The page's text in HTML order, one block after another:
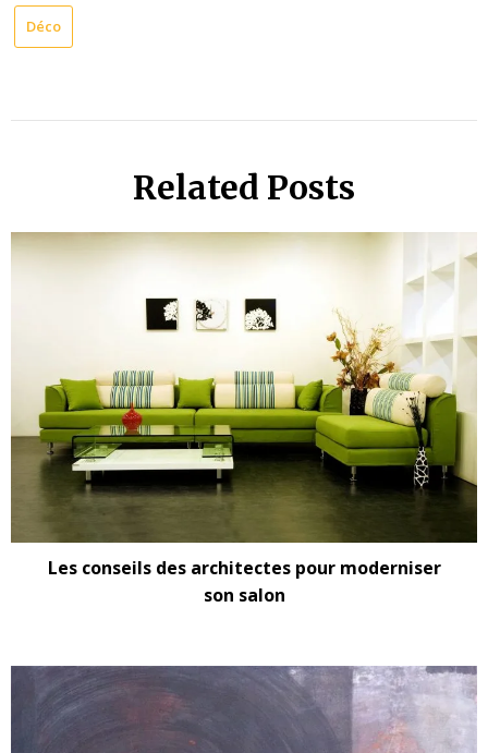
Déco
Related Posts
Les conseils des architectes pour moderniser
son salon